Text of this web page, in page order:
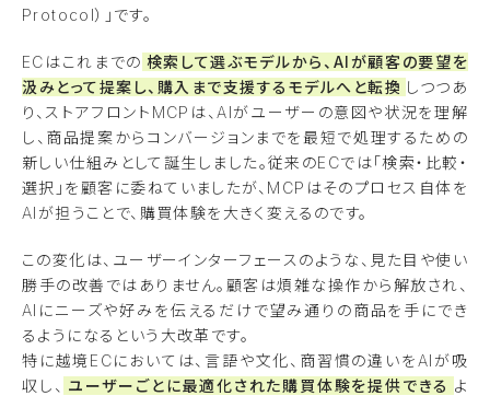
Protocol）」です。
ECはこれまでの 検索して選ぶモデルから、AIが顧客の要望を
汲みとって提案し、購入まで支援するモデルへと転換 しつつあ
り、ストアフロントMCPは、AIがユーザーの意図や状況を理解
し、商品提案からコンバージョンまでを最短で処理するための
新しい仕組みとして誕生しました。従来のECでは「検索・比較・
選択」を顧客に委ねていましたが、MCPはそのプロセス自体を
AIが担うことで、購買体験を大きく変えるのです。
この変化は、ユーザーインターフェースのような、見た目や使い
勝手の改善ではありません。顧客は煩雑な操作から解放され、
AIにニーズや好みを伝えるだけで望み通りの商品を手にでき
るようになるという大改革です。
特に越境ECにおいては、言語や文化、商習慣の違いをAIが吸
収し、 ユーザーごとに最適化された購買体験を提供できる よ